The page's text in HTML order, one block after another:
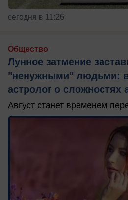
сегодня в 11:26
Общество
Лунное затмение
"ненужными" людьми:
астролог о сложностях
Август станет временем